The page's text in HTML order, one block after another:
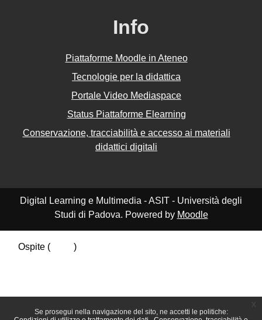
Se prosegui nella navigazione del sito, ne accetti le politiche:
Info
Piattaforme Moodle in Ateneo
Tecnologie per la didattica
Portale Video Mediaspace
Status Piattaforme Elearning
Conservazione, tracciabilità e accesso ai materiali
didattici digitali
Digital Learning e Multimedia - ASIT - Università degli
Studi di Padova. Powered by Moodle
Ospite (
)